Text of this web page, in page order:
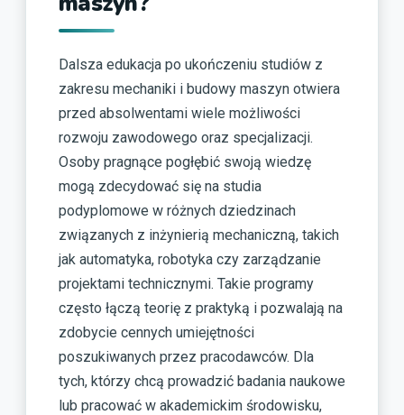
Dalsza edukacja po ukończeniu studiów z
zakresu mechaniki i budowy maszyn otwiera
przed absolwentami wiele możliwości
rozwoju zawodowego oraz specjalizacji.
Osoby pragnące pogłębić swoją wiedzę
mogą zdecydować się na studia
podyplomowe w różnych dziedzinach
związanych z inżynierią mechaniczną, takich
jak automatyka, robotyka czy zarządzanie
projektami technicznymi. Takie programy
często łączą teorię z praktyką i pozwalają na
zdobycie cennych umiejętności
poszukiwanych przez pracodawców. Dla
tych, którzy chcą prowadzić badania naukowe
lub pracować w akademickim środowisku,